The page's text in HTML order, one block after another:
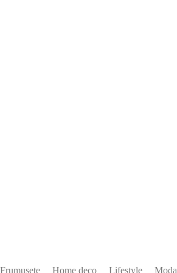
Frumusete Home deco Lifestyle Moda